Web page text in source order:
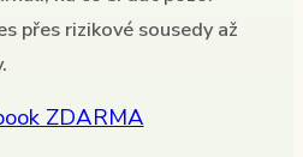
přes rizikové sousedy až
ZDARMA